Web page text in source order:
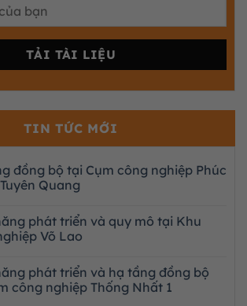
TIN TỨC MỚI
đồng bộ tại Cụm công nghiệp Phúc
Quang
phát triển và quy mô tại Khu
Võ Lao
phát triển và hạ tầng đồng bộ
công nghiệp Thống Nhất 1